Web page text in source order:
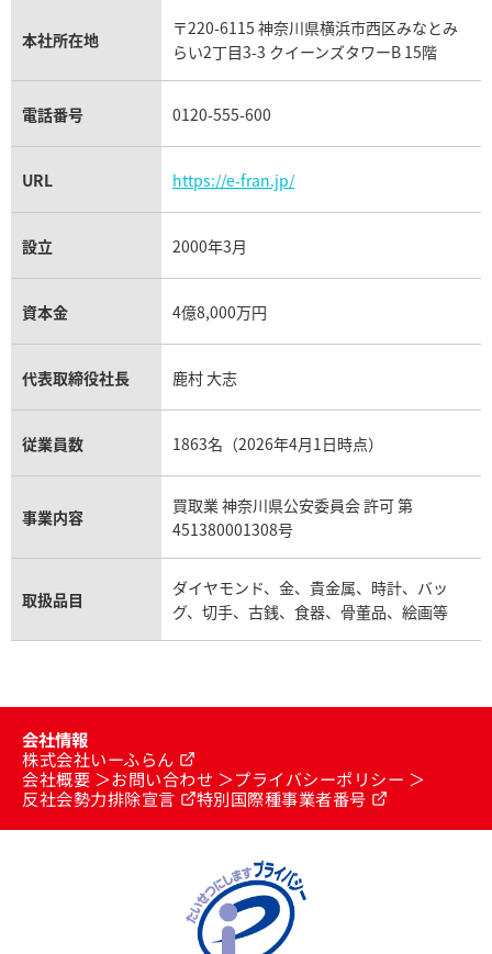
パネライ買取
チューダー（チュードル）買取
本社所在地
〒220-6115 神奈川県横浜市西区みなとみ
らい2丁目3-3 クイーンズタワーB 15階
電話番号 0120-555-600
URL https://e-fran.jp/
設立 2000年3月
資本金 4億8,000万円
代表取締役社長 鹿村 大志
従業員数 1863名（2026年4月1日時点）
事業内容
買取業 神奈川県公安委員会 許可 第
451380001308号
取扱品目
ダイヤモンド、金、貴金属、時計、バッ
グ、切手、古銭、食器、骨董品、絵画等
会社情報
株式会社いーふらん
会社概要
お問い合わせ
プライバシーポリシー
反社会勢力排除宣言
特別国際種事業者番号